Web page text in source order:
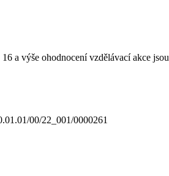
a výše ohodnocení vzdělávací akce jsou
00/22_001/0000261